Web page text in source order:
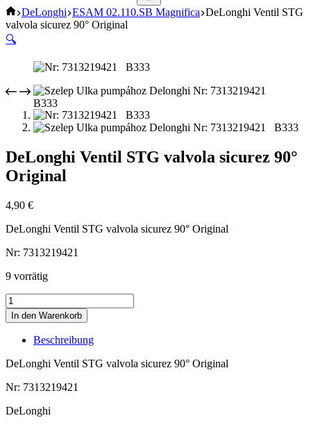
Keine
Ergebnisse
Start
DeLonghi ESAM 02.110.SB Magnifica DeLonghi Ventil STG
valvola sicurez 90° Original
🔍
DeLonghi Ventil STG valvola sicurez 90°
Original
4,90 €
DeLonghi Ventil STG valvola sicurez 90° Original
Nr: 7313219421
9 vorrätig
DeLonghi
Ventil
STG
valvola
sicurez
90°
Menge
In den Warenkorb
Beschreibung
DeLonghi Ventil STG valvola sicurez 90° Original
Nr: 7313219421
DeLonghi